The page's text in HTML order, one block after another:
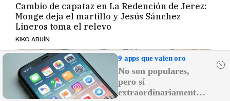
Cambio de capataz en La Redención de Jerez:
Monge deja el martillo y Jesús Sánchez
Lineros toma el relevo
KIKO ABUÍN
9 apps que valen oro
No son populares,
pero sí
extraordinariamente